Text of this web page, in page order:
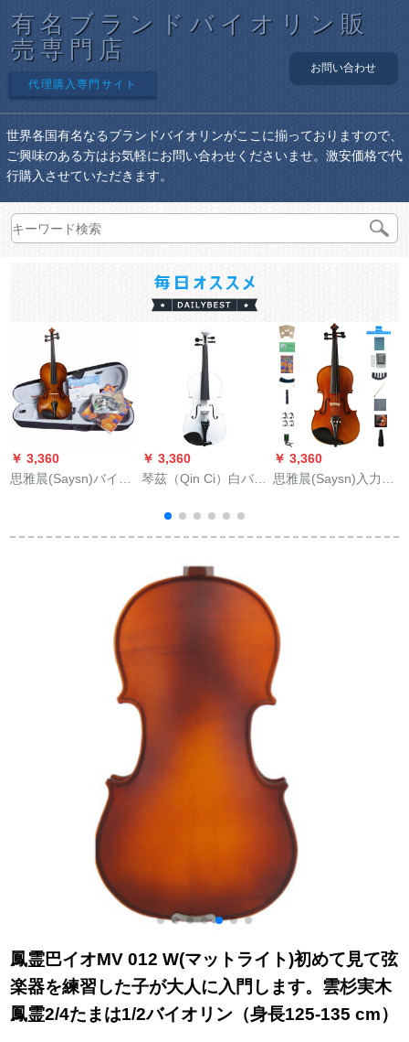
有名ブランドバイオリン販
売専門店
代理購入専門サイト
お問い合わせ
世界各国有名なるブランドバイオリンがここに揃っておりますので、
ご興味のある方はお気軽にお問い合わせくださいませ。激安価格で代
行購入させていただきます。
￥ 3,360
思雅晨(Saysn)バイオ
イオリン楽器の点灯/
￥ 3,360
琴茲（Qin Ci）白バイ
クラク白演出大人子
供定級バイオリンHV
155セン以上
￥ 3,360
思雅晨(Saysn)入力品
木の手作りのマット
鳳霊巴イオMV 012 W(マットライト)初めて見て弦
楽器を練習した子が大人に入門します。雲杉実木
鳳霊2/4たまは1/2バイオリン（身長125-135 cm）